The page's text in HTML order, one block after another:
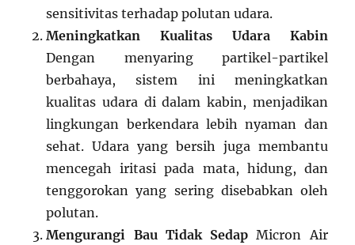
sensitivitas terhadap polutan udara.
Meningkatkan Kualitas Udara Kabin
Dengan menyaring partikel-partikel
berbahaya, sistem ini meningkatkan
kualitas udara di dalam kabin, menjadikan
lingkungan berkendara lebih nyaman dan
sehat. Udara yang bersih juga membantu
mencegah iritasi pada mata, hidung, dan
tenggorokan yang sering disebabkan oleh
polutan.
Mengurangi Bau Tidak Sedap Micron Air